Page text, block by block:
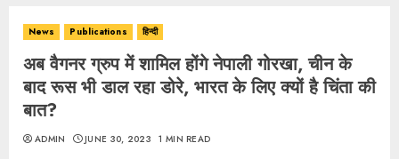
News Publications हिन्दी
अब वैगनर ग्रुप में शामिल होंगे नेपाली गोरखा, चीन के
बाद रूस भी डाल रहा डोरे, भारत के लिए क्यों है चिंता की
बात?
ADMIN JUNE 30, 2023 1 MIN READ